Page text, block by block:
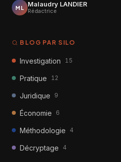
ML Malaudry LANDIER
Rédactrice
BLOG PAR SILO
Investigation 15
Pratique 12
Juridique 9
Économie 6
Méthodologie 4
Décryptage 4